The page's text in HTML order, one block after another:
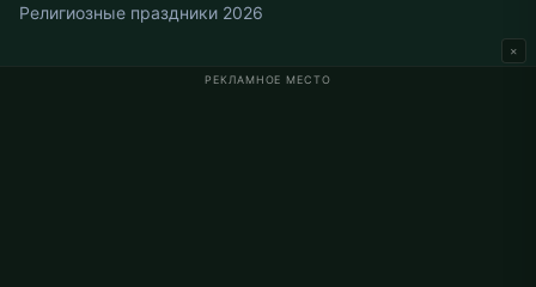
РЕКЛАМНОЕ МЕСТО
×
Религиозные праздники 2026
Время намаза в Германии